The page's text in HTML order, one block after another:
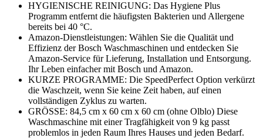
HYGIENISCHE REINIGUNG: Das Hygiene Plus
Programm entfernt die häufigsten Bakterien und Allergene
bereits bei 40 °C.
Amazon-Dienstleistungen: Wählen Sie die Qualität und
Effizienz der Bosch Waschmaschinen und entdecken Sie
Amazon-Service für Lieferung, Installation und Entsorgung.
Ihr Leben einfacher mit Bosch und Amazon.
KURZE PROGRAMME: Die SpeedPerfect Option verkürzt
die Waschzeit, wenn Sie keine Zeit haben, auf einen
vollständigen Zyklus zu warten.
GRÖSSE: 84,5 cm x 60 cm x 60 cm (ohne Olblo) Diese
Waschmaschine mit einer Tragfähigkeit von 9 kg passt
problemlos in jeden Raum Ihres Hauses und jeden Bedarf.